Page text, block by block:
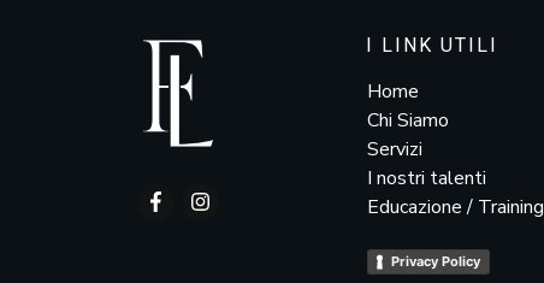
I LINK UTILI
Home
Chi Siamo
Servizi
I nostri talenti
Educazione / Training
Privacy Policy